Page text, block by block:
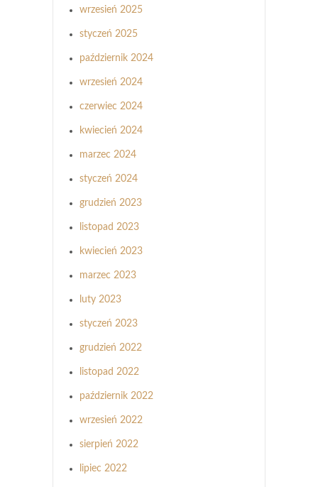
wrzesień 2025
styczeń 2025
październik 2024
wrzesień 2024
czerwiec 2024
kwiecień 2024
marzec 2024
styczeń 2024
grudzień 2023
listopad 2023
kwiecień 2023
marzec 2023
luty 2023
styczeń 2023
grudzień 2022
listopad 2022
październik 2022
wrzesień 2022
sierpień 2022
lipiec 2022